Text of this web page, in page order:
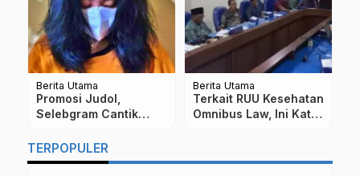
Cantik
Terkait RUU Kesehatan
Omnibus Law, Ini Kata
FPMI
Viral…Gadis di
Bernama “Y” Ini
TERPOPULER